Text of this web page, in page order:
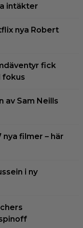
intäkter
nya Robert
fick
fokus
av Sam Neills
nya filmer – här
i ny